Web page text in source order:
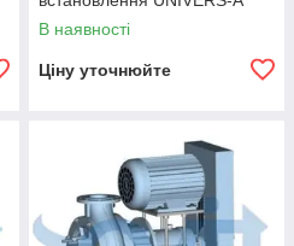
В наявності
Ціну уточнюйте